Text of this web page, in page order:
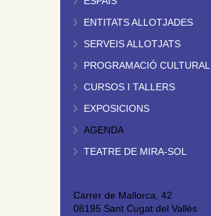
ENTITATS ALLOTJADES
SERVEIS ALLOTJATS
PROGRAMACIÓ CULTURAL
CURSOS I TALLERS
EXPOSICIONS
AGENDA
TEATRE DE MIRA-SOL
Carrer de Mallorca, 42
08195 Sant Cugat del Vallès